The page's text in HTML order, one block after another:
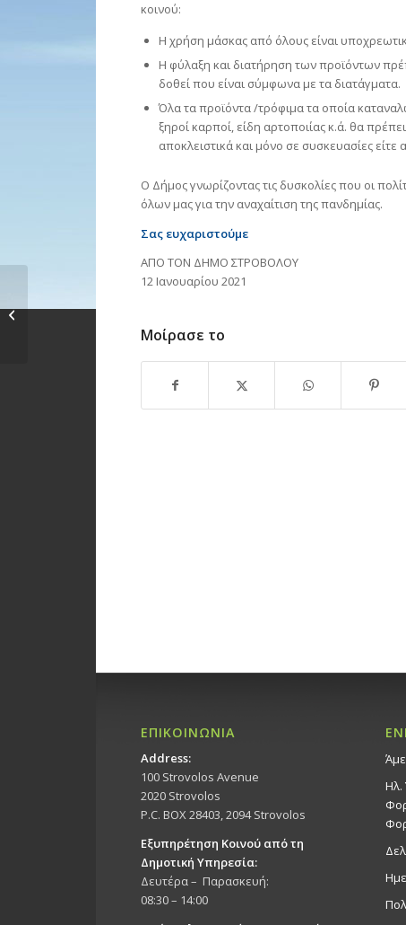
κοινού:
Η χρήση μάσκας από όλους είναι
Η φύλαξη και διατήρηση των προϊόντων
δοθεί που είναι σύμφωνα με τα διατάγματα.
Όλα τα προϊόντα /τρόφιμα τα οποία
ξηροί καρποί, είδη αρτοποιίας κ.ά. θα
αποκλειστικά και μόνο σε συσκευασίες είτε
O Δήμος γνωρίζοντας τις δυσκολίες που οι
όλων μας για την αναχαίτιση της πανδημίας.
Σας ευχαριστούμε
ΑΠΟ ΤΟΝ ΔΗΜΟ ΣΤΡΟΒΟΛΟΥ
12 Ιανουαρίου 2021
Μοίρασε το
ΕΠΙΚΟΙΝΩΝΙΑ
Address:
100 Strovolos Avenue
2020 Strovolos
P.C. BOX 28403, 2094 Strovolos
Εξυπηρέτηση Κοινού από τη
Δημοτική Υπηρεσία:
Δευτέρα – Παρασκευή:
08:30 – 14:00
Ηλ.
συμμετέχοντες της